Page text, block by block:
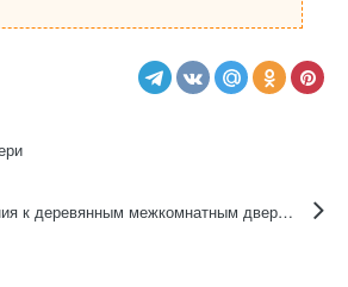
Требования к деревянным межкомнатным дверям